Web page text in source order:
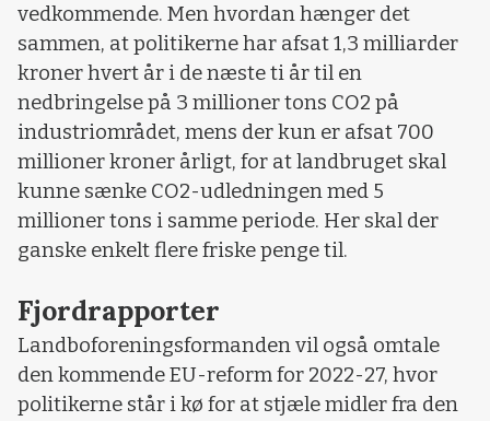
vedkommende. Men hvordan hænger det
sammen, at politikerne har afsat 1,3 milliarder
kroner hvert år i de næste ti år til en
nedbringelse på 3 millioner tons CO2 på
industriområdet, mens der kun er afsat 700
millioner kroner årligt, for at landbruget skal
kunne sænke CO2-udledningen med 5
millioner tons i samme periode. Her skal der
ganske enkelt flere friske penge til.
Fjordrapporter
Landboforeningsformanden vil også omtale
den kommende EU-reform for 2022-27, hvor
politikerne står i kø for at stjæle midler fra den